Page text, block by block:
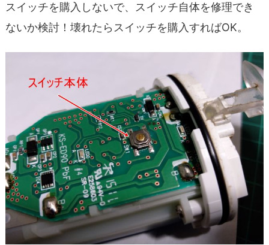
スイッチを購入しないで、スイッチ自体を修理でき
ないか検討！壊れたらスイッチを購入すればOK。